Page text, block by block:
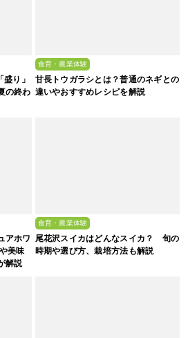
り」
の終わ
食育・農業体験
甘長トウガラシとは？普通のネギとの
違いやおすすめレシピを解説
アホワ
美味
解説
食育・農業体験
尾花沢スイカはどんなスイカ？ 旬の
時期や選び方、栽培方法も解説